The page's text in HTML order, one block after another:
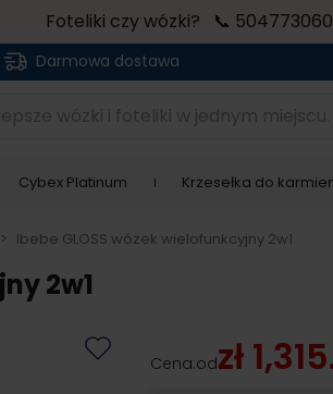
Foteliki czy wózki? 📞
Darmowa dostawa
wózki i foteliki w jednym miejscu.
Cybex Platinum Krzesełka do
> Ibebe GLOSS wózek wielofunkcyjny 2w1
2w1
Cena:odzł